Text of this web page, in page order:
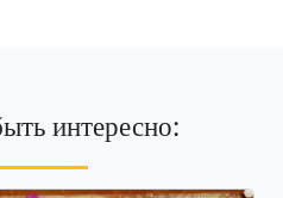
интересно: